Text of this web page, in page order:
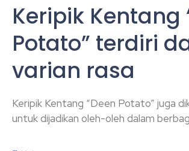
Keripik Kentang
Potato” terdiri
varian rasa
Keripik Kentang “Deen Potato” juga
untuk dijadikan oleh-oleh dalam